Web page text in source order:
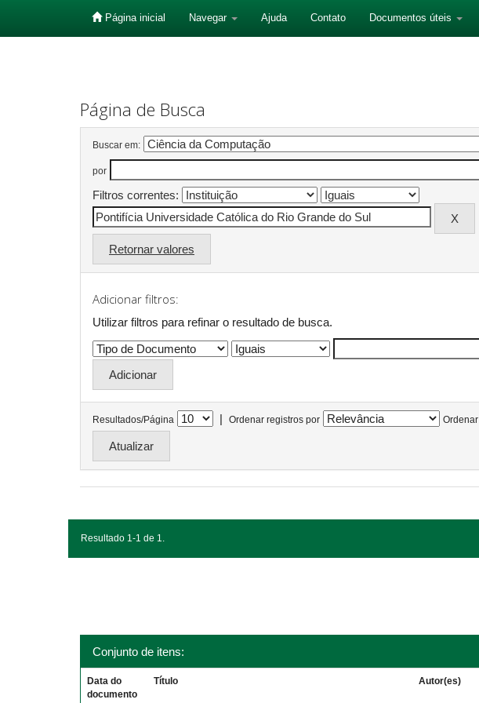
Página inicial Navegar Ajuda Contato Documentos úteis
Página de Busca
Buscar em:
por
Filtros correntes:
Retornar valores
Adicionar filtros:
Utilizar filtros para refinar o resultado de busca.
Resultados/Página | Ordenar registros por Ordenar
Resultado 1-1 de 1.
Conjunto de itens:
Data do
documento
Título Autor(es)